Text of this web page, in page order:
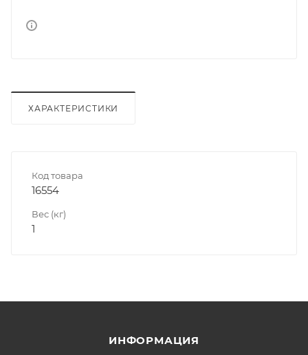
ХАРАКТЕРИСТИКИ
Код товара
16554
Вес (кг)
1
ИНФОРМАЦИЯ